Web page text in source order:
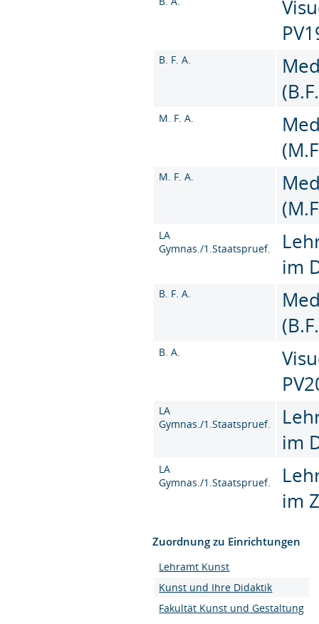
B. F. A.
M. F. A.
M. F. A.
LA
Gymnas./1.Staatspruef.
im
B. F. A.
B. A.
LA
Gymnas./1.Staatspruef.
im
LA
Gymnas./1.Staatspruef.
im
Zuordnung zu Einrichtungen
Lehramt Kunst
Kunst und Ihre Didaktik
Fakultät Kunst und Gestaltung